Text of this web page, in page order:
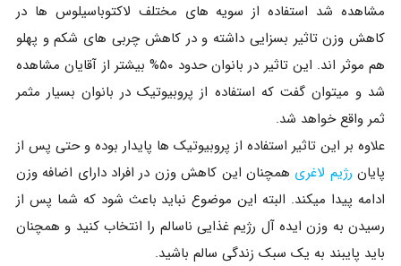
مشاهده شد استفاده از سویه های مختلف لاکتوباسیلوس ها در
کاهش وزن تاثیر بسزایی داشته و در کاهش چربی های شکم و پهلو
هم موثر اند. این تاثیر در بانوان حدود ۵۰% بیشتر از آقایان مشاهده
شد و میتوان گفت که استفاده از پروبیوتیک در بانوان بسیار مثمر
ثمر واقع خواهد شد.
علاوه بر این تاثیر استفاده از پروبیوتیک ها پایدار بوده و حتی پس از
پایان رژیم لاغری همچنان این کاهش وزن در افراد دارای اضافه وزن
ادامه پیدا میکند. البته این موضوع نباید باعث شود که شما پس از
رسیدن به وزن ایده آل رژیم غذایی ناسالم را انتخاب کنید و همچنان
باید پایبند به یک سبک زندگی سالم باشید.